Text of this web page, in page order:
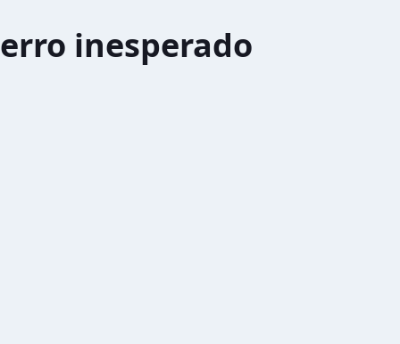
erro inesperado